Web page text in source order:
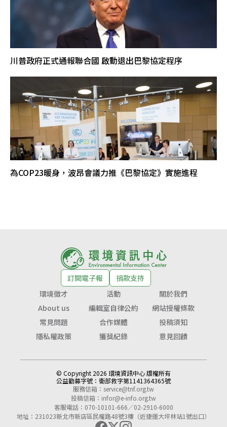
川普政府正式通報聯合國 啟動退出巴黎協定程序
為COP23暖身，波昂會議力推《巴黎協定》實施進程
訂閱電子報
捐款支持
環境徵才
活動
關於我們
About us
編輯室自律公約
網站授權條款
常見問題
合作媒體
投稿須知
隱私權政策
獲獎紀錄 意見回饋
© Copyright 2026 環境資訊中心 版權所有
公益勸募字號： 衛部救字第1141364365號
服務信箱： service@tnf.org.tw
投稿信箱： infor@e-info.org.tw
客服電話：070-10101-666／02-2910-6000
地址：231023新北市新店區民權路48號3樓（近捷運大坪林站1號出口）